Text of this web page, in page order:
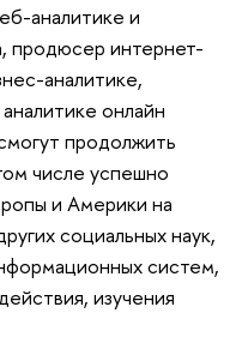
аналитике и
продюсер интернет-
аналитике,
онлайн
продолжить
числе успешно
и Америки на
социальных наук,
систем,
изучения